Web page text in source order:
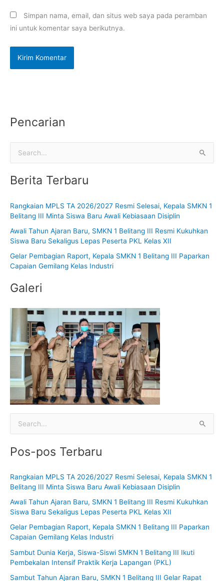
Simpan nama, email, dan situs web saya pada peramban
ini untuk komentar saya berikutnya.
Pencarian
u
t
k
Berita Terbaru
Rangkaian MPLS TA 2026/2027 Resmi Selesai, Kepala SMKN 1
Belitang III Minta Siswa Baru Awali Kebiasaan Disiplin
Awali Tahun Ajaran Baru, SMKN 1 Belitang III Resmi Kukuhkan
Siswa Baru Sekaligus Lepas Peserta PKL Kelas XII
Gelar Pembagian Raport, Kepala SMKN 1 Belitang III Paparkan
Capaian Gemilang Kelas Industri
Galeri
u
t
k
Pos-pos Terbaru
Rangkaian MPLS TA 2026/2027 Resmi Selesai, Kepala SMKN 1
Belitang III Minta Siswa Baru Awali Kebiasaan Disiplin
Awali Tahun Ajaran Baru, SMKN 1 Belitang III Resmi Kukuhkan
Siswa Baru Sekaligus Lepas Peserta PKL Kelas XII
Gelar Pembagian Raport, Kepala SMKN 1 Belitang III Paparkan
Capaian Gemilang Kelas Industri
Sambut Dunia Kerja, Siswa-Siswi SMKN 1 Belitang III Ikuti
Pembekalan Intensif Praktik Kerja Lapangan (PKL)
Sambut Tahun Ajaran Baru, SMKN 1 Belitang III Gelar Rapat